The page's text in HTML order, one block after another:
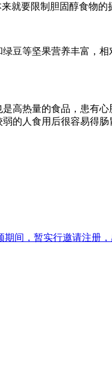
就要限制胆固醇食物
豆等坚果营养丰富，
高热量的食品，患有
的人食用后很容易得肠
期间，暂实行邀请注